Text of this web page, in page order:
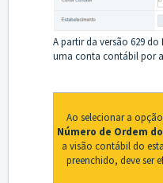
A partir da versão 629 do
uma conta contábil por
Ao selecionar a
Número de Ordem
a visão contábil do
preenchido, deve ser